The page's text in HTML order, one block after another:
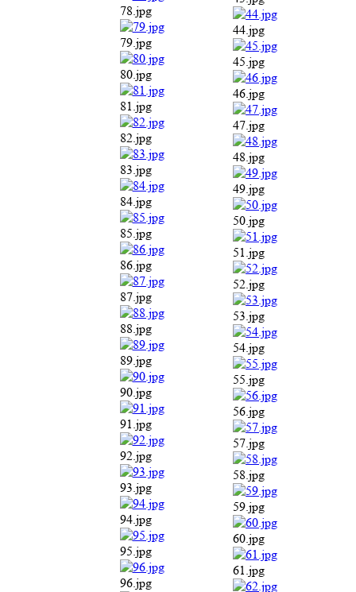
78.jpg
79.jpg
80.jpg
81.jpg
82.jpg
83.jpg
84.jpg
85.jpg
86.jpg
87.jpg
88.jpg
89.jpg
90.jpg
91.jpg
92.jpg
93.jpg
94.jpg
95.jpg
96.jpg
44.jpg
45.jpg
46.jpg
47.jpg
48.jpg
49.jpg
50.jpg
51.jpg
52.jpg
53.jpg
54.jpg
55.jpg
56.jpg
57.jpg
58.jpg
59.jpg
60.jpg
61.jpg